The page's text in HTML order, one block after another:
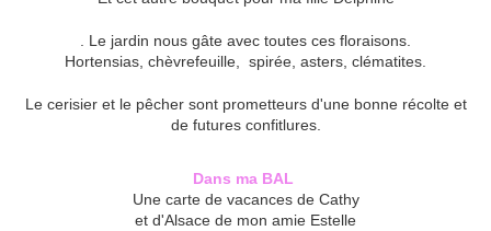
. Le jardin nous gâte avec toutes ces floraisons.
Hortensias, chèvrefeuille, spirée, asters, clématites.
Le cerisier et le pêcher sont prometteurs d'une bonne récolte et
de futures confitlures.
Dans ma BAL
Une carte de vacances de Cathy
et d'Alsace de mon amie Estelle